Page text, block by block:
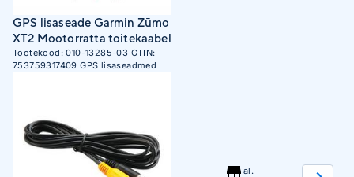
GPS lisaseade Garmin Zūmo
XT2 Mootorratta toitekaabel
Tootekood:010-13285-03 GTIN:
753759317409 GPS lisaseadmed
al.